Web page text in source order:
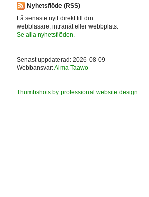
Nyhetsflöde (RSS)
Få senaste nytt direkt till din
webbläsare, intranät eller webbplats.
Se alla nyhetsflöden.
Senast uppdaterad: 2026-08-09
Webbansvar:Alma Taawo
Thumbshots by professional website design